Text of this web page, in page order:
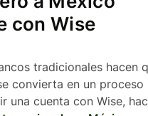
con Wise
tradicionales hacen
convierta en un proceso
una cuenta con Wise,